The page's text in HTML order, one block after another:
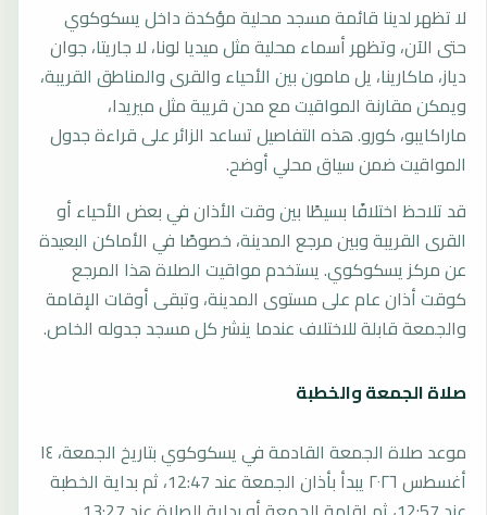
لا تظهر لدينا قائمة مسجد محلية مؤكدة داخل يسكوكوي
حتى الآن، وتظهر أسماء محلية مثل ميديا لونا، لا جاريتا، جوان
دياز، ماكارينا، يل مامون بين الأحياء والقرى والمناطق القريبة،
ويمكن مقارنة المواقيت مع مدن قريبة مثل ميريدا،
ماراكايبو، كورو. هذه التفاصيل تساعد الزائر على قراءة جدول
المواقيت ضمن سياق محلي أوضح.
قد تلاحظ اختلافًا بسيطًا بين وقت الأذان في بعض الأحياء أو
القرى القريبة وبين مرجع المدينة، خصوصًا في الأماكن البعيدة
عن مركز يسكوكوي. يستخدم مواقيت الصلاة هذا المرجع
كوقت أذان عام على مستوى المدينة، وتبقى أوقات الإقامة
والجمعة قابلة للاختلاف عندما ينشر كل مسجد جدوله الخاص.
صلاة الجمعة والخطبة
موعد صلاة الجمعة القادمة في يسكوكوي بتاريخ الجمعة، ١٤
أغسطس ٢٠٢٦ يبدأ بأذان الجمعة عند 12:47، ثم بداية الخطبة